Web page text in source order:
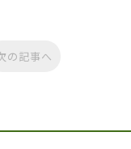
の記事へ